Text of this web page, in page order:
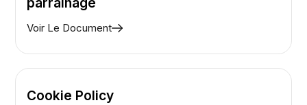
Voir Le Document
Cookie Policy